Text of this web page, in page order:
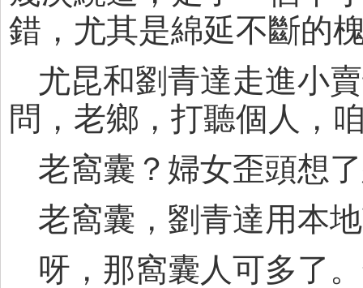
錯，尤其是綿延不斷的
尤昆和劉青達走進小
問，老鄉，打聽個人，
老窩囊？婦女歪頭想
老窩囊，劉青達用本
呀，那窩囊人可多了